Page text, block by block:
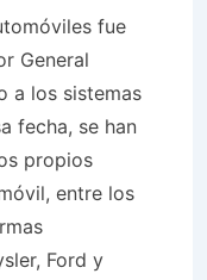
fue
General
a los sistemas
fecha, se han
propios
entre los
Ford y